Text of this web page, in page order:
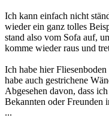
Ich kann einfach nicht
wieder ein ganz tolles
stand also vom Sofa auf,
komme wieder raus und
Ich habe hier
habe auch gestrichene
Abgesehen davon, dass
Bekannten oder Freunden
...